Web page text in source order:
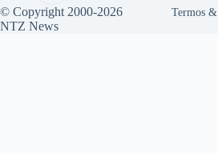
© Copyright 2000-2026
NTZ News
Termos